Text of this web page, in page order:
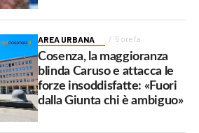
AREA URBANA 5 ore fa
Cosenza, la maggioranza
blinda Caruso e attacca le
forze insoddisfatte: «Fuori
dalla Giunta chi è ambiguo»